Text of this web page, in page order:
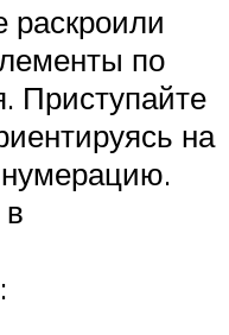
раскроили
по
Приступайте
на